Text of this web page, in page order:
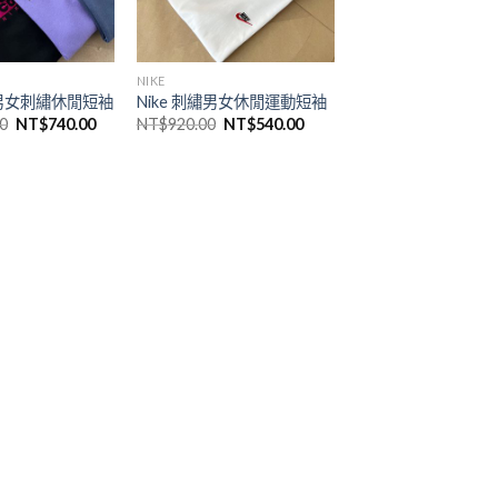
刺繡休閒短袖
NT$740.00
NIKE
Nike 刺繡男女休閒運動短袖
NT$920.00 NT$540.00